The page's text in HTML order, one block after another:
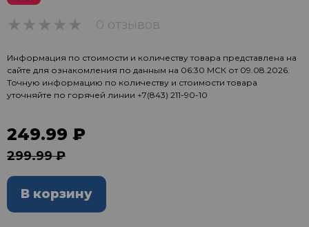
0 отзывов
Информация по стоимости и количеству товара представлена на
сайте для ознакомления по данным на 06:30 МСК от 09.08.2026.
Точную информацию по количеству и стоимости товара
уточняйте по горячей линии +7(843) 211-90-10
249.99 ₽
299.99 ₽
В корзину